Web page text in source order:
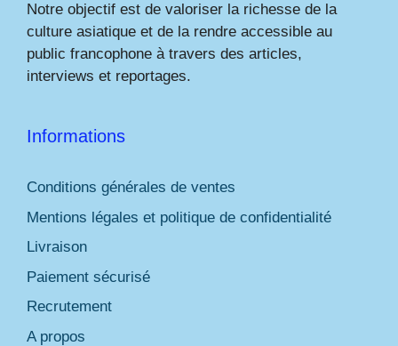
Notre objectif est de valoriser la richesse de la
culture asiatique et de la rendre accessible au
public francophone à travers des articles,
interviews et reportages.
Informations
Conditions générales de ventes
Mentions légales et politique de confidentialité
Livraison
Paiement sécurisé
Recrutement
A propos